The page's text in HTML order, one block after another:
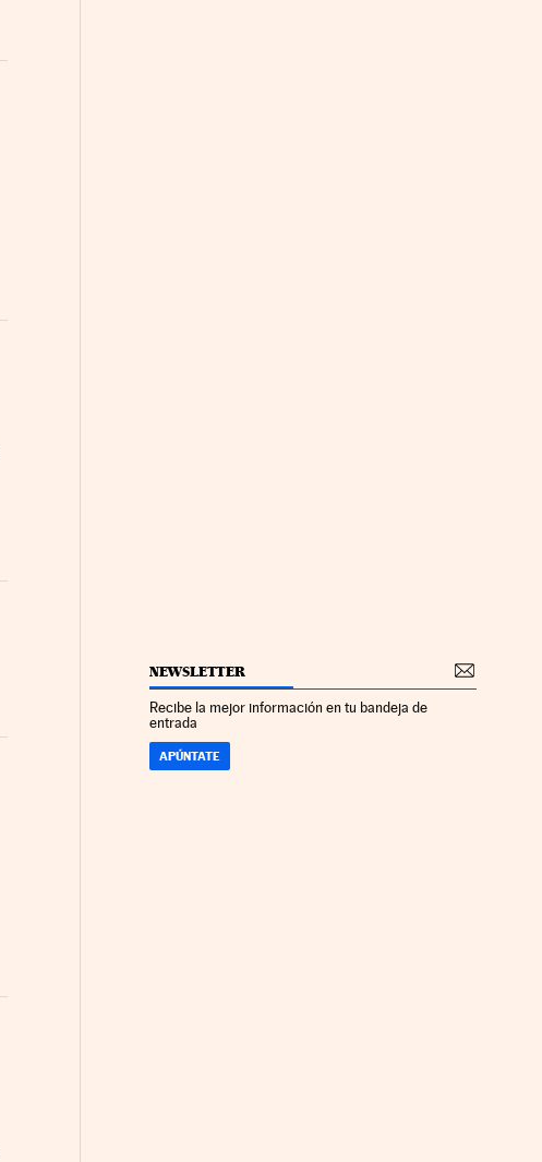
NEWSLETTER
Recibe la mejor información en tu bandeja de
entrada
APÚNTATE